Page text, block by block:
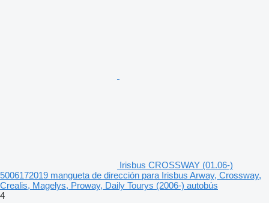
Irisbus CROSSWAY (01.06-)
5006172019 mangueta de dirección para Irisbus Arway, Crossway,
Crealis, Magelys, Proway, Daily Tourys (2006-) autobús
4